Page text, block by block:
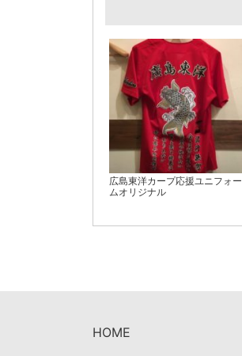
広島東洋カープ応援ユニフォー
ムオリジナル
HOME